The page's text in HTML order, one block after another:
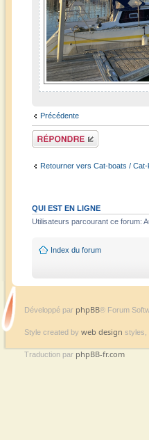
Précédente
Répondre
Retourner vers Cat-boats /
QUI EST EN LIGNE
Utilisateurs parcourant ce forum:
Index du forum
Développé par phpBB® Forum
Style created by web design styles,
Traduction par phpBB-fr.com